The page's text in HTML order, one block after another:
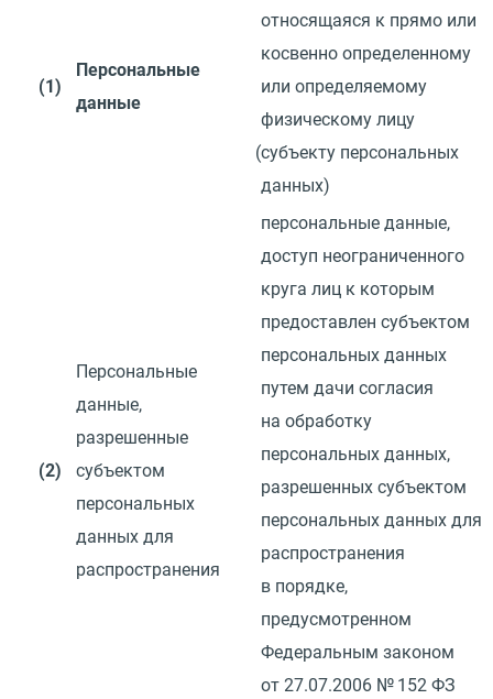
(1)
Персональные
данные
относящаяся к прямо или
косвенно определенному
или определяемому
физическому лицу
(субъекту персональных
данных)
(2)
Персональные
данные,
разрешенные
субъектом
персональных
данных для
распространения
персональные данные,
доступ неограниченного
круга лиц к которым
предоставлен субъектом
персональных данных
путем дачи согласия
на обработку
персональных данных,
разрешенных субъектом
персональных данных для
распространения
в порядке,
предусмотренном
Федеральным законом
от 27.07.2006 № 152 ФЗ